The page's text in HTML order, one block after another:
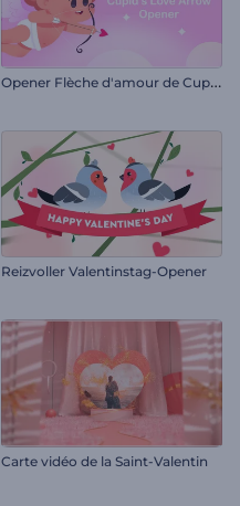
O
pener Flèche d'amour de Cupidon
Reizvoller Valentinstag-Opener
Carte vidéo de la Saint-Valentin